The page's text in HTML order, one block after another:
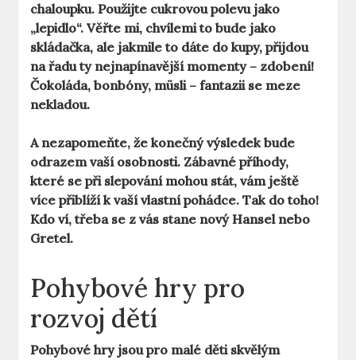
chaloupku. Použijte cukrovou polevu jako
„lepidlo“. Věřte mi, chvílemi to bude jako
skládačka, ale jakmile to dáte do kupy, přijdou
na řadu ty nejnapínavější momenty – zdobení!
Čokoláda, bonbóny, müsli – fantazii se meze
nekladou.
A nezapomeňte, že konečný výsledek bude
odrazem vaší osobnosti. Zábavné příhody,
které se při slepování mohou stát, vám ještě
více přiblíží k vaší vlastní pohádce. Tak do toho!
Kdo ví, třeba se z vás stane nový Hansel nebo
Gretel.
Pohybové hry pro
rozvoj dětí
Pohybové hry jsou pro malé děti skvělým